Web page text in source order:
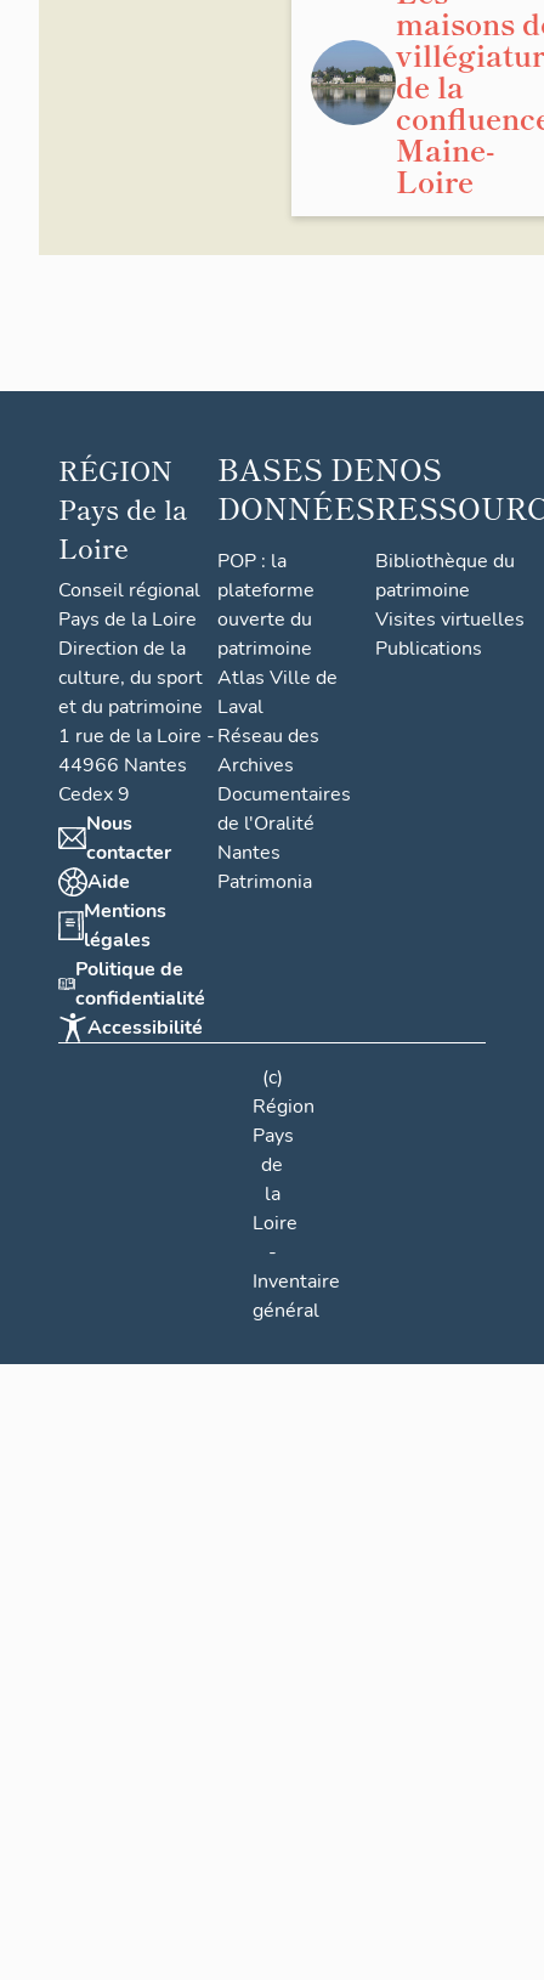
maisons
de la
Maine-
Loire
RÉGION
Pays de la
Loire
Conseil régional
Pays de la Loire
Direction de la
culture, du sport
et du patrimoine
1 rue de la Loire -
44966 Nantes
Cedex 9
Nous
contacter
Aide
Mentions
légales
Politique de
confidentialité
Accessibilité
BASES DE
DONNÉES
POP : la
plateforme
ouverte du
patrimoine
Atlas Ville de
Laval
Réseau des
Archives
Documentaires
de l'Oralité
Nantes
Patrimonia
NOS
Bibliothèque du
patrimoine
Visites virtuelles
Publications
(c)
Région
Pays
de
la
Loire
-
Inventaire
général